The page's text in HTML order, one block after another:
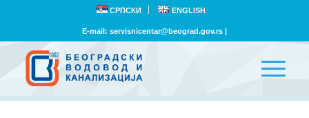
СРПСКИ ENGLISH
E-mail: servisnicentar@beograd.gov.rs|